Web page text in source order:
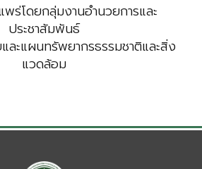
พร่โดยกลุ่มงานอำนวยการและ
ประชาสัมพันธ์
ละแผนทรัพยากรธรรมชาติและสิ่ง
แวดล้อม